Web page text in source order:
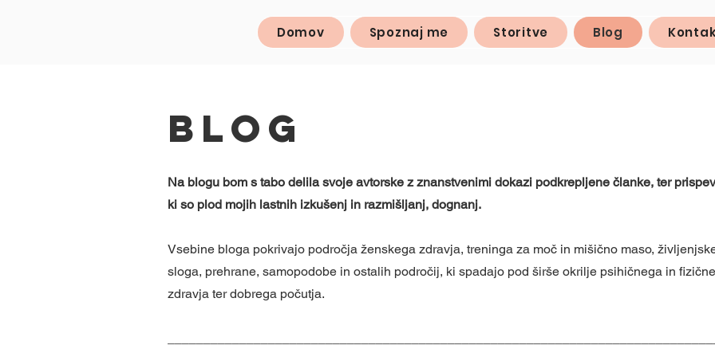
Domov Spoznaj me Storitve Blog
Blog
Na blogu bom s tabo delila svoje avtorske z znanstvenimi dokazi podkrepljene članke, ter
ki so plod mojih lastnih izkušenj in razmišljanj, dognanj.
Vsebine bloga pokrivajo področja ženskega zdravja, treninga za moč in mišično maso,
sloga, prehrane, samopodobe in ostalih področij, ki spadajo pod širše okrilje psihičnega in
zdravja ter dobrega počutja.